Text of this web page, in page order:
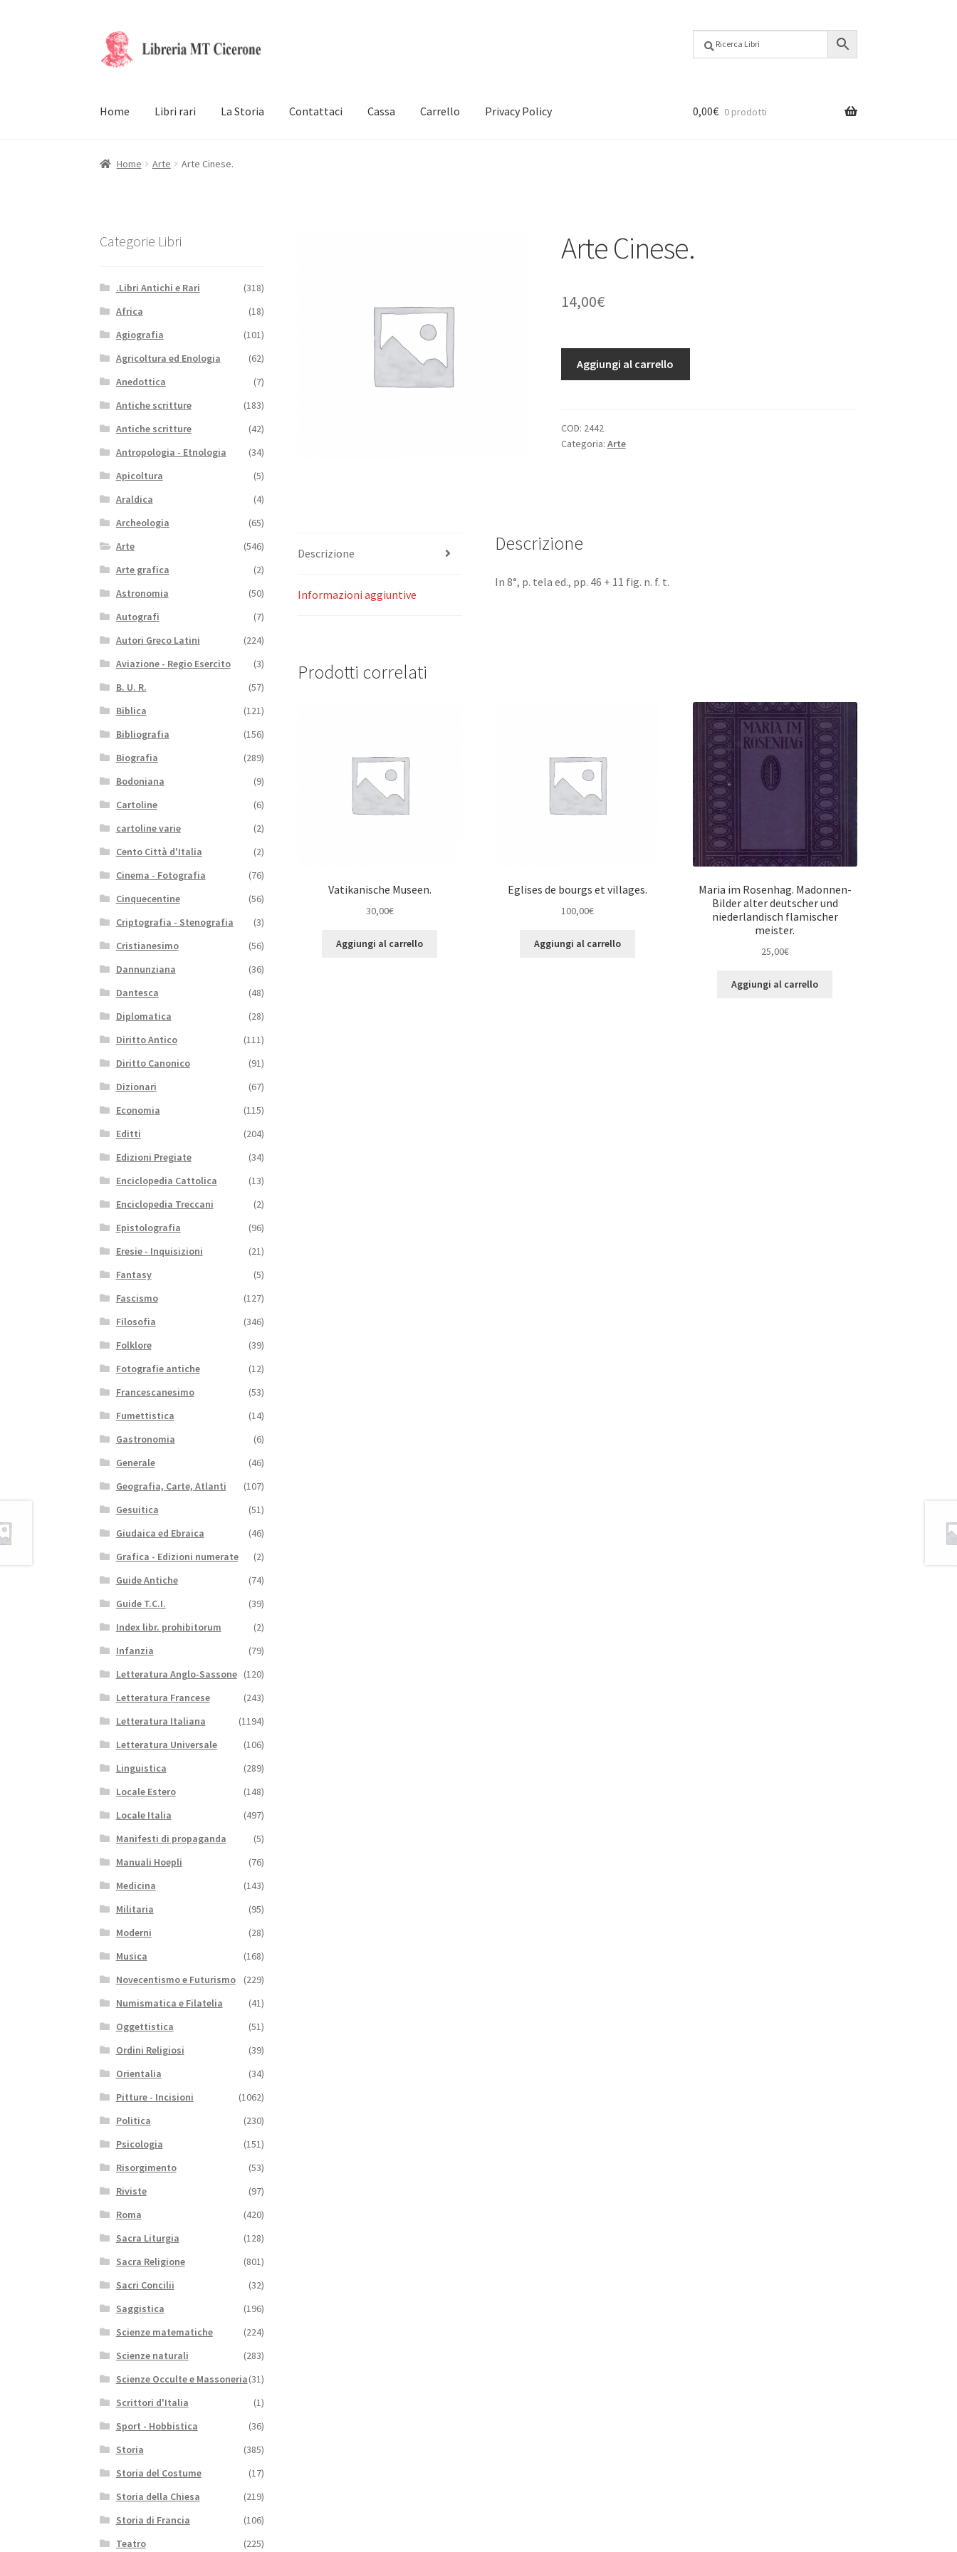
Vai
alla
Vai
al
Home Libri rari La Storia Contattaci Cassa Carrello Privacy Policy 0,00€ 0 prodotti
Home Arte Arte Cinese.
Arte Cinese.
14,00€
Cinese.
Aggiungi al carrello
COD: 2442
Categoria: Arte
Descrizione
Informazioni aggiuntive
Descrizione
In 8°, p. tela ed., pp. 46 + 11 fig. n. f. t.
Prodotti correlati
Vatikanische Museen.
30,00€
Aggiungi al carrello
Eglises de bourgs et villages.
100,00€
Aggiungi al carrello
Maria im Rosenhag. Madonnen-
Bilder alter deutscher und
niederlandisch flamischer
meister.
25,00€
Aggiungi al carrello
Categorie Libri
.Libri Antichi e Rari
(318)
Africa
(18)
Agiografia
(101)
Agricoltura ed Enologia
(62)
Anedottica
(7)
Antiche scritture
(183)
Antiche scritture
(42)
Antropologia - Etnologia
(34)
Apicoltura
(5)
Araldica
(4)
Archeologia
(65)
Arte
(546)
Arte grafica
(2)
Astronomia
(50)
Autografi
(7)
Autori Greco Latini
(224)
Aviazione - Regio Esercito
(3)
B. U. R.
(57)
Biblica
(121)
Bibliografia
(156)
Biografia
(289)
Bodoniana
(9)
Cartoline
(6)
cartoline varie
(2)
Cento Città d'Italia
(2)
Cinema - Fotografia
(76)
Cinquecentine
(56)
Criptografia - Stenografia
(3)
Cristianesimo
(56)
Dannunziana
(36)
Dantesca
(48)
Diplomatica
(28)
Diritto Antico
(111)
Diritto Canonico
(91)
Dizionari
(67)
Economia
(115)
Editti
(204)
Edizioni Pregiate
(34)
Enciclopedia Cattolica
(13)
Enciclopedia Treccani
(2)
Epistolografia
(96)
Eresie - Inquisizioni
(21)
Fantasy
(5)
Fascismo
(127)
Filosofia
(346)
Folklore
(39)
Fotografie antiche
(12)
Francescanesimo
(53)
Fumettistica
(14)
Gastronomia
(6)
Generale
(46)
Geografia, Carte, Atlanti
(107)
Gesuitica
(51)
Giudaica ed Ebraica
(46)
Grafica - Edizioni numerate
(2)
Guide Antiche
(74)
Guide T.C.I.
(39)
Index libr. prohibitorum
(2)
Infanzia
(79)
Letteratura Anglo-Sassone (120)
Letteratura Francese
(243)
Letteratura Italiana
(1194)
Letteratura Universale
(106)
Linguistica
(289)
Locale Estero
(148)
Locale Italia
(497)
Manifesti di propaganda
(5)
Manuali Hoepli
(76)
Medicina
(143)
Militaria
(95)
Moderni
(28)
Musica
(168)
Novecentismo e Futurismo
(229)
Numismatica e Filatelia
(41)
Oggettistica
(51)
Ordini Religiosi
(39)
Orientalia
(34)
Pitture - Incisioni
(1062)
Politica
(230)
Psicologia
(151)
Risorgimento
(53)
Riviste
(97)
Roma
(420)
Sacra Liturgia
(128)
Sacra Religione
(801)
Sacri Concilii
(32)
Saggistica
(196)
Scienze matematiche
(224)
Scienze naturali
(283)
Scienze Occulte e Massoneria(31)
Scrittori d'Italia
(1)
Sport - Hobbistica
(36)
Storia
(385)
Storia del Costume
(17)
Storia della Chiesa
(219)
Storia di Francia
(106)
Teatro
(225)